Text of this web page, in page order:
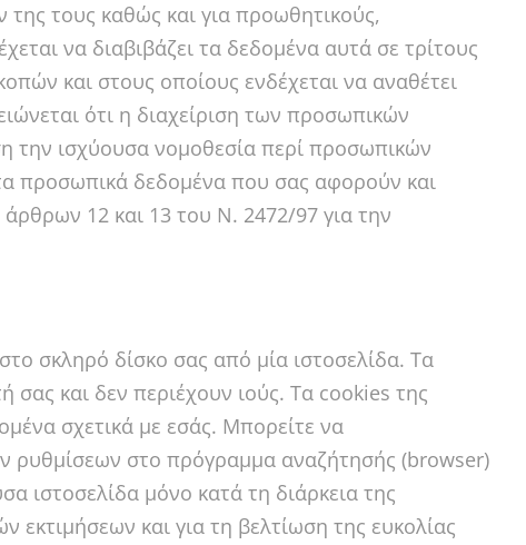
τους καθώς και για προωθητικούς,
να διαβιβάζει τα δεδομένα αυτά σε τρίτους
και στους οποίους ενδέχεται να αναθέτει
ότι η διαχείριση των προσωπικών
την ισχύουσα νομοθεσία περί προσωπικών
προσωπικά δεδομένα που σας αφορούν και
12 και 13 του Ν. 2472/97 για την
σκληρό δίσκο σας από μία ιστοσελίδα. Τα
και δεν περιέχουν ιούς. Τα cookies της
σχετικά με εσάς. Μπορείτε να
ρυθμίσεων στο πρόγραμμα αναζήτησής (browser)
ιστοσελίδα μόνο κατά τη διάρκεια της
και για τη βελτίωση της ευκολίας